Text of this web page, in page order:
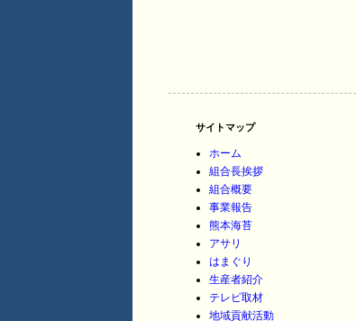
サイトマップ
ホーム
組合長挨拶
組合概要
事業報告
熊本海苔
アサリ
はまぐり
生産者紹介
テレビ取材
地域貢献活動